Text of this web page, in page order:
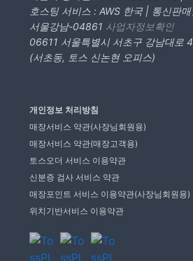
호스팅 서비스 : AWS 한국 | 통신판
서울강남-04861 사업자정보확인
06611 서울특별시 서초구 강남대로
(서초동, 토스 신논현 오피스)
개인정보 처리방침
매장서비스 약관(사장님회원용)
매장서비스 약관(매장고객용)
토스오더 서비스 이용약관
신분증 검사 서비스 약관
매장포인트 서비스 이용약관(사장님회원용)
위치기반서비스 이용약관